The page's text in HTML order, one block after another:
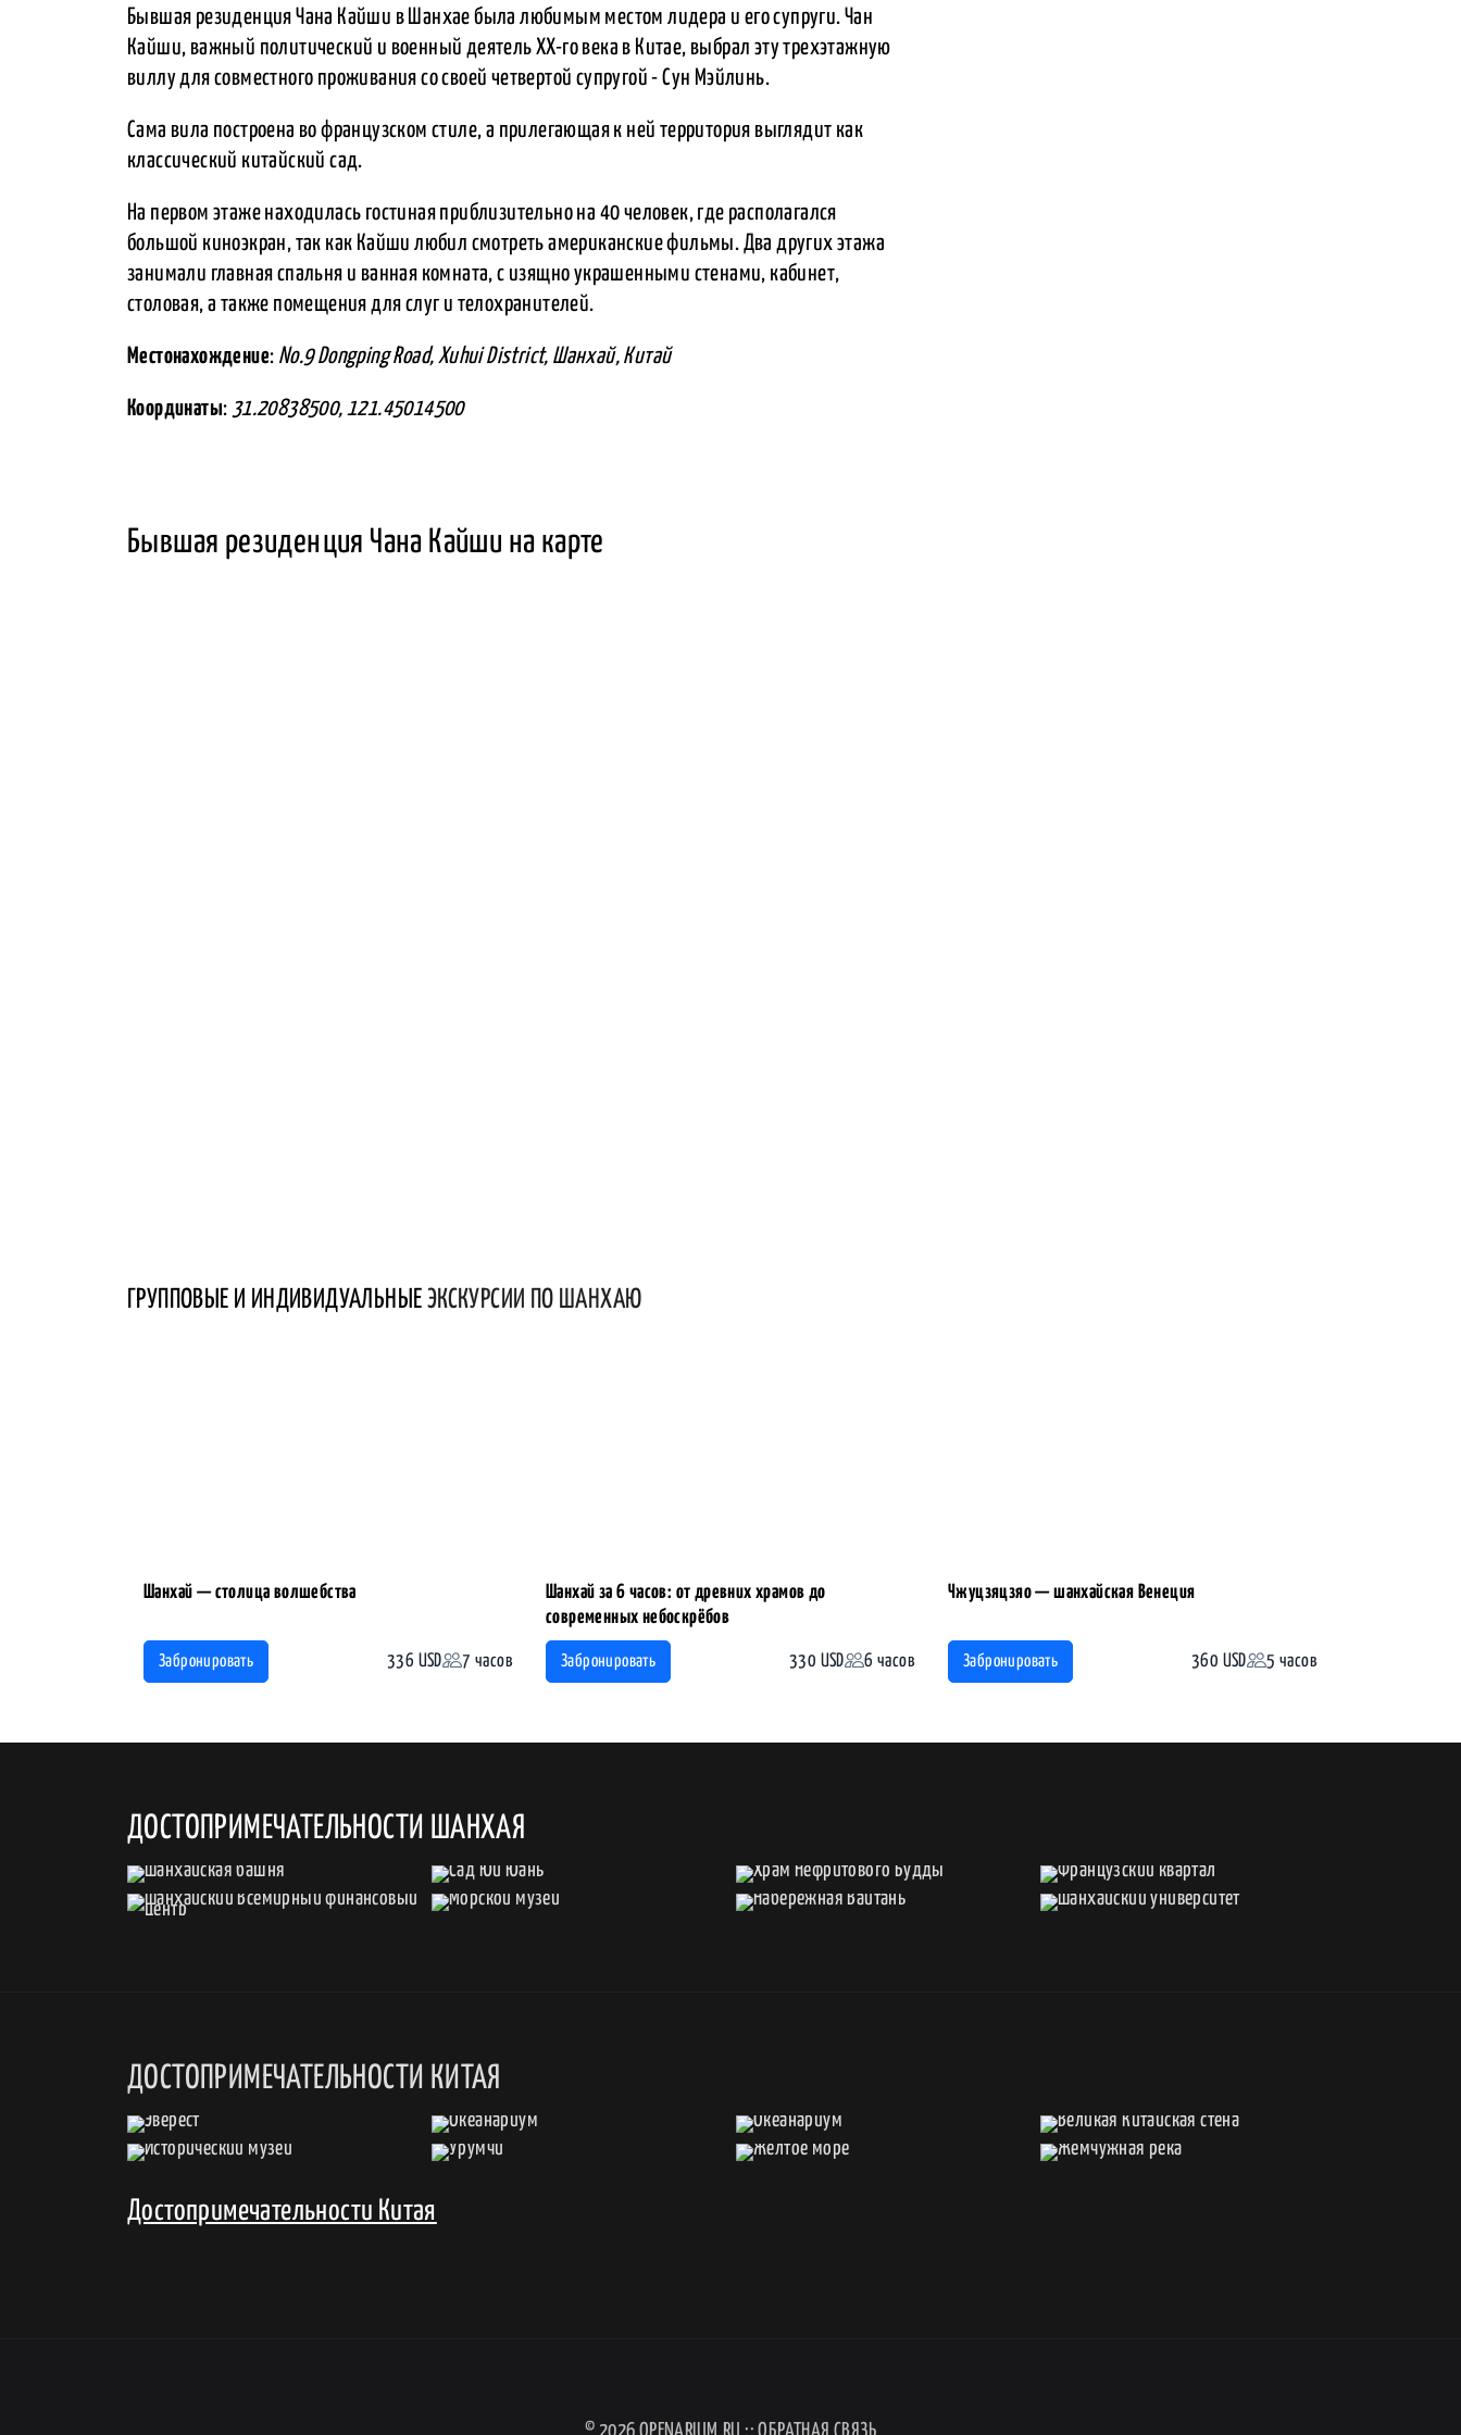
Бывшая резиденция Чана Кайши в Шанхае была любимым местом лидера и его супруги. Чан
Кайши, важный политический и военный деятель XX-го века в Китае, выбрал эту трехэтажную
виллу для совместного проживания со своей четвертой супругой - Сун Мэйлинь.
Сама вила построена во французском стиле, а прилегающая к ней территория выглядит как
классический китайский сад.
На первом этаже находилась гостиная приблизительно на 40 человек, где располагался
большой киноэкран, так как Кайши любил смотреть американские фильмы. Два других этажа
занимали главная спальня и ванная комната, с изящно украшенными стенами, кабинет,
столовая, а также помещения для слуг и телохранителей.
Местонахождение: No.9 Dongping Road, Xuhui District, Шанхай, Китай
Координаты: 31.20838500, 121.45014500
Бывшая резиденция Чана Кайши на карте
ГРУППОВЫЕ И ИНДИВИДУАЛЬНЫЕ ЭКСКУРСИИ ПО ШАНХАЮ
Шанхай — столица волшебства
Забронировать 336 USD 7 часов
Шанхай за 6 часов: от древних храмов до
современных небоскрёбов
Забронировать 330 USD 6 часов
Чжуцзяцзяо — шанхайская Венеция
Забронировать 360 USD 5 часов
ДОСТОПРИМЕЧАТЕЛЬНОСТИ ШАНХАЯ
ДОСТОПРИМЕЧАТЕЛЬНОСТИ КИТАЯ
Достопримечательности Китая